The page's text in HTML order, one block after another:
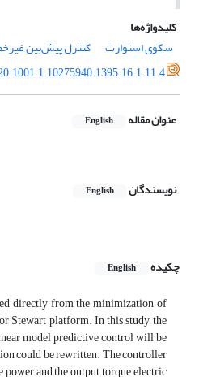
کلیدواژه‌ها
سکوی استوارت
کنترل پیش‌بین
عنوان مقاله English
نویسندگان English
چکیده
English
directly from the minimization of
Stewart platform. In this study, the
model predictive control will be
could be rewritten. The controller
and the output torque electric